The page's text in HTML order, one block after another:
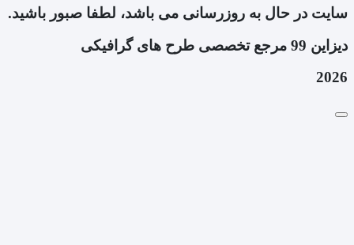
سایت در حال به روزرسانی می باشد، لطفا صبور باشید.
دیزاین 99 مرجع تخصصی طرح های گرافیکی
2026